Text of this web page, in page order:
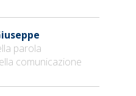
parola
comunicazione